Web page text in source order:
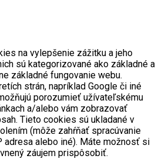
na vylepšenie zážitku a jeho
sú kategorizované ako základné a
základné fungovanie webu.
strán, napríklad Google či iné
porozumieť užívateľskému
a/alebo vám zobrazovať
Tieto cookies sú ukladané v
(môže zahŕňať spracúvanie
adresa alebo iné). Máte možnosť si
záujem prispôsobiť.